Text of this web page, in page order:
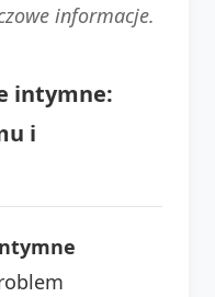
informacje.
intymne:
i